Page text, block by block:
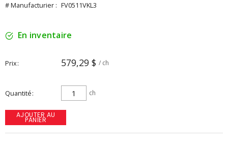
# Manufacturier : FV0511VKL3
En inventaire
Prix 579,29 $ / ch
Quantité ch
AJOUTER AU
PANIER